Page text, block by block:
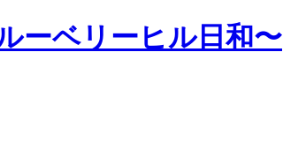
ーベリーヒル日和〜